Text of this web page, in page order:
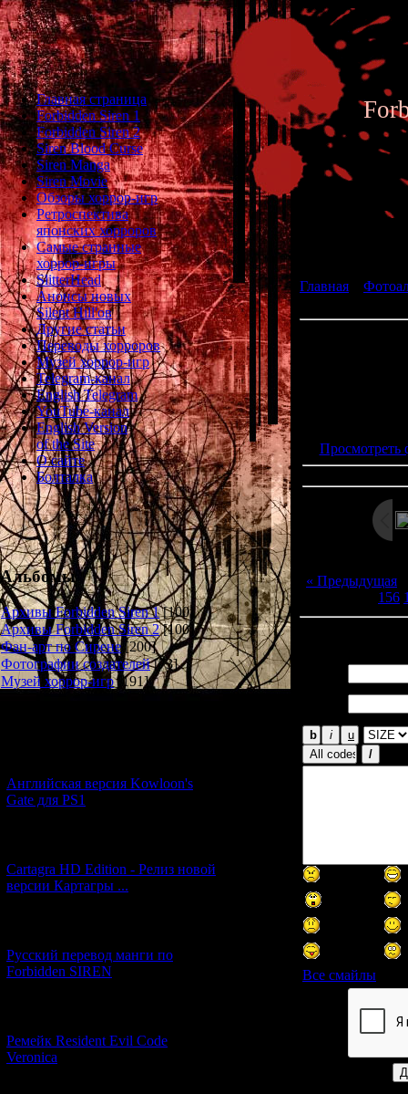
Главная страница
Forbidden Siren 1
Forbidden Siren 2
Siren Blood Curse
Siren Manga
Siren Movie
Обзоры хоррор-игр
Ретроспектива
японских хорроров
Самые странные
хоррор-игры
SlitterHead
Анонсы новых
Silent Hill'ов
Другие статьи
Переводы хорроров
Музей хоррор-игр
Telegram-канал
English Telegram
YouTube-канал
English Version
of the Site
О сайте
Болталка
Альбомы
Архивы Forbidden Siren 1 [100]
Архивы Forbidden Siren 2 [100]
Фан-арт по Сирене [200]
Фотографии создателей [73]
Музей хоррор-игр
[191]
Английская версия Kowloon's
Gate для PS1
Cartagra HD Edition - Релиз новой
версии Картагры ...
Русский перевод манги по
Forbidden SIREN
Ремейк Resident Evil Code
Veronica
Главная
Просмотреть
« Предыдущая
156
Все смайлы